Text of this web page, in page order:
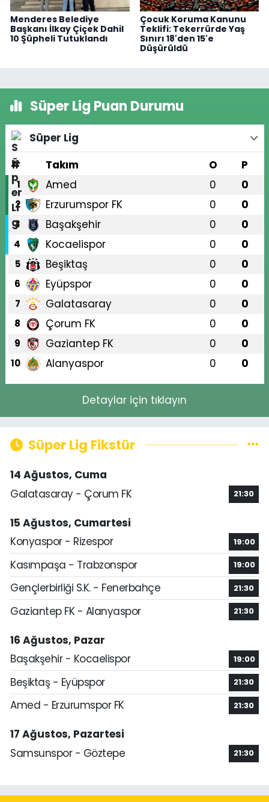
Menderes Belediye
Başkanı İlkay Çiçek Dahil
10 Şüpheli Tutuklandı
Çocuk Koruma Kanunu
Teklifi: Tekerrürde Yaş
Sınırı 18'den 15'e
Düşürüldü
Süper Lig Puan Durumu
Süper Lig
#
Takım O P
1 Amed 0 0
2 Erzurumspor FK 0 0
3 Başakşehir 0 0
4 Kocaelispor 0 0
5 Beşiktaş 0 0
6 Eyüpspor 0 0
7 Galatasaray 0 0
8 Çorum FK 0 0
9 Gaziantep FK 0 0
10 Alanyaspor 0 0
Detaylar için tıklayın
Süper Lig Fikstür
14 Ağustos, Cuma
Galatasaray - Çorum FK
21:30
15 Ağustos, Cumartesi
Konyaspor - Rizespor
19:00
Kasımpaşa - Trabzonspor 19:00
Gençlerbirliği S.K. - Fenerbahçe 21:30
Gaziantep FK - Alanyaspor 21:30
16 Ağustos, Pazar
Başakşehir - Kocaelispor
19:00
Beşiktaş - Eyüpspor 21:30
Amed - Erzurumspor FK 21:30
17 Ağustos, Pazartesi
Samsunspor - Göztepe
21:30